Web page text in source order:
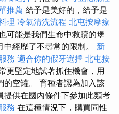
推薦 給予是美好的，給予是
理 冷氣清洗流程 北屯按摩療
可能是我們生命中救贖的堡
經歷了不尋常的限制。 新
務 適合你的假牙選擇 北屯按
更堅定地試著抓住機會，用
的空罐。 育種者認為加入該
提供在國內條件下參加此類考
務 在這種情況下，購買同性